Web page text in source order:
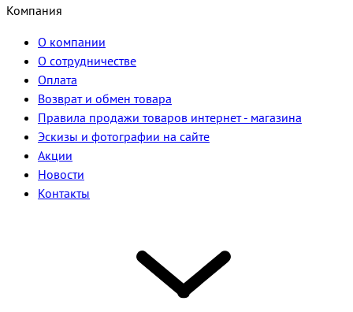
Компания
О компании
О сотрудничестве
Оплата
Возврат и обмен товара
Правила продажи товаров интернет - магазина
Эскизы и фотографии на сайте
Акции
Новости
Контакты